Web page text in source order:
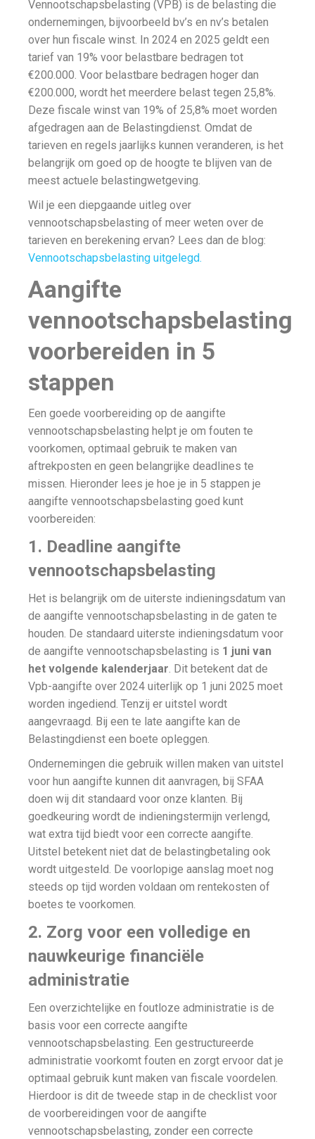
Vennootschapsbelasting (VPB) is de belasting die
ondernemingen, bijvoorbeeld bv’s en nv’s betalen
over hun fiscale winst. In 2024 en 2025 geldt een
tarief van 19% voor belastbare bedragen tot
€200.000. Voor belastbare bedragen hoger dan
€200.000, wordt het meerdere belast tegen 25,8%.
Deze fiscale winst van 19% of 25,8% moet worden
afgedragen aan de Belastingdienst. Omdat de
tarieven en regels jaarlijks kunnen veranderen, is het
belangrijk om goed op de hoogte te blijven van de
meest actuele belastingwetgeving.
Wil je een diepgaande uitleg over
vennootschapsbelasting of meer weten over de
tarieven en berekening ervan? Lees dan de blog:
Vennootschapsbelasting uitgelegd.
Aangifte
vennootschapsbelasting
voorbereiden in 5
stappen
Een goede voorbereiding op de aangifte
vennootschapsbelasting helpt je om fouten te
voorkomen, optimaal gebruik te maken van
aftrekposten en geen belangrijke deadlines te
missen. Hieronder lees je hoe je in 5 stappen je
aangifte vennootschapsbelasting goed kunt
voorbereiden:
1. Deadline aangifte
vennootschapsbelasting
Het is belangrijk om de uiterste indieningsdatum van
de aangifte vennootschapsbelasting in de gaten te
houden. De standaard uiterste indieningsdatum voor
de aangifte vennootschapsbelasting is 1 juni van
het volgende kalenderjaar. Dit betekent dat de
Vpb-aangifte over 2024 uiterlijk op 1 juni 2025 moet
worden ingediend. Tenzij er uitstel wordt
aangevraagd. Bij een te late aangifte kan de
Belastingdienst een boete opleggen.
Ondernemingen die gebruik willen maken van uitstel
voor hun aangifte kunnen dit aanvragen, bij SFAA
doen wij dit standaard voor onze klanten. Bij
goedkeuring wordt de indieningstermijn verlengd,
wat extra tijd biedt voor een correcte aangifte.
Uitstel betekent niet dat de belastingbetaling ook
wordt uitgesteld. De voorlopige aanslag moet nog
steeds op tijd worden voldaan om rentekosten of
boetes te voorkomen.
2. Zorg voor een volledige en
nauwkeurige financiële
administratie
Een overzichtelijke en foutloze administratie is de
basis voor een correcte aangifte
vennootschapsbelasting. Een gestructureerde
administratie voorkomt fouten en zorgt ervoor dat je
optimaal gebruik kunt maken van fiscale voordelen.
Hierdoor is dit de tweede stap in de checklist voor
de voorbereidingen voor de aangifte
vennootschapsbelasting, zonder een correcte